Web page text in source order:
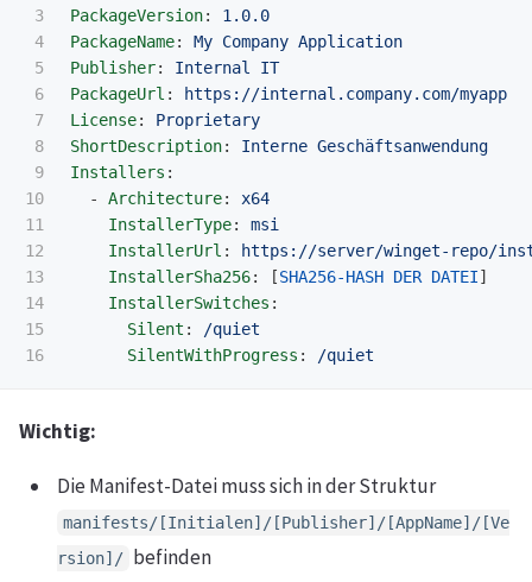
3
4
5
6
7
8
9
10
11
12
13
14
15
PackageVersion:
1.0.0
PackageName:
My Company Application
Publisher:
Internal IT
PackageUrl :
https://internal.company.com/myapp
License:
Proprietary
ShortDescription:
Interne Geschäftsanwendung
Installers :
-
Architecture:
x64
InstallerType:
msi
InstallerUrl :
https://server/winget-repo/
InstallerSha256: [SHA256-HASH DER DATEI]
InstallerSwitches :
Silent :
/quiet
SilentWithProgress : /quiet
Wichtig:
Die Manifest-Datei muss sich in der Struktur
manifests/[Initialen]/[Publisher]/[AppName]/[Ve
rsion]/ befinden